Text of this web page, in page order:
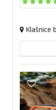
Klašnice